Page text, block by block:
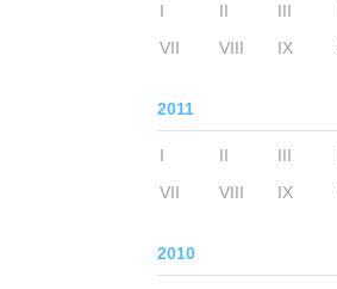
I II III
VII
VIII IX
2011
I II III
VII
VIII IX
2010